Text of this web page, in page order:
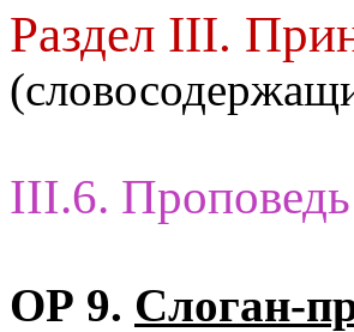
Раздел III.
III.6. Проповедь
ОР 9. Слоган-